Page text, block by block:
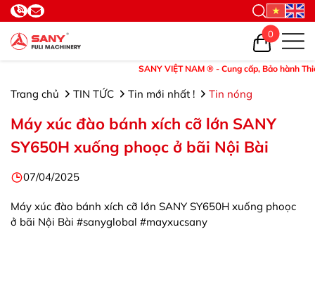
SANY VIỆT NAM ® - Cung cấp, Bảo hành Thiết
0
Trang chủ TIN TỨC Tin mới nhất ! Tin nóng
Máy xúc đào bánh xích cỡ lớn SANY
SY650H xuống phoọc ở bãi Nội Bài
07/04/2025
Máy xúc đào bánh xích cỡ lớn SANY SY650H xuống phoọc
ở bãi Nội Bài #sanyglobal #mayxucsany